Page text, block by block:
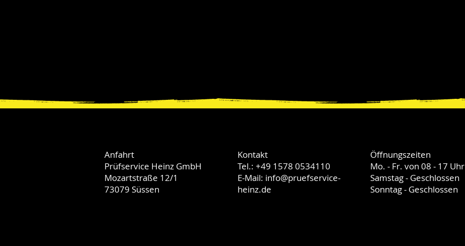
Anfahrt
Prüfservice Heinz GmbH
Mozartstraße 12/1
73079 Süssen
Kontakt
Tel.: +49 1578 0534110
E-Mail: info@pruefservice-
heinz.de
Öffnungszeiten
Mo. - Fr. von 08 - 17 Uhr
Samstag - Geschlossen
Sonntag - Geschlossen